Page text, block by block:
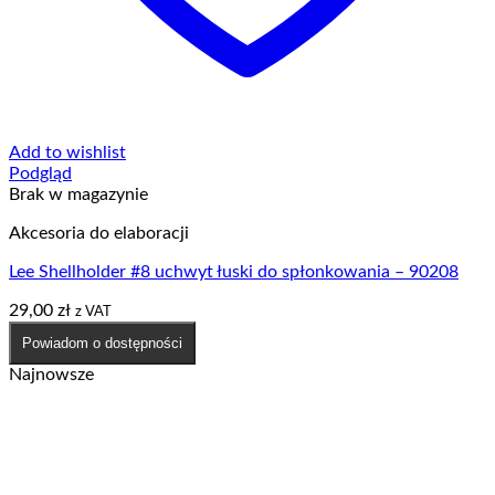
Add to wishlist
Podgląd
Brak w magazynie
Akcesoria do elaboracji
Lee Shellholder #8 uchwyt łuski do spłonkowania – 90208
29,00 zł z VAT
Powiadom o dostępności
Najnowsze